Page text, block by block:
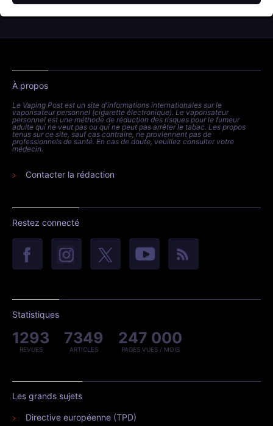
À propos
Le Vaping Post est un site d'informations internationales sur le
vaporisateur personnel (cigarette électronique). Le vaporisateur
personnel est une méthode de réduction des risques pour le fumeur
adulte qui ne veut pas ou qui ne peut pas arrêter le tabac. Les propos
tenus sur ce site, sauf cas contraire, ne proviennent pas de
professionnels de santé. En cas de doute, veuillez consulter votre
médecin.
Contacter la rédaction
Restez connecté
Statistiques
1293
REVUES
7349
ARTICLES
247 000
PAGES VUES / MOIS
Les grands sujets
Directive européenne (TPD)